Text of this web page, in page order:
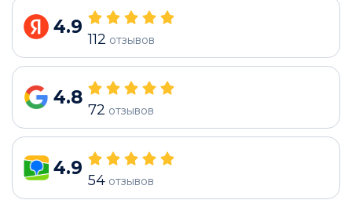
4.9
112 отзывов
4.8
72 отзывов
4.9
54 отзывов